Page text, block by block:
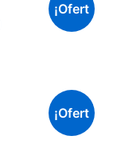
¡Ofert
¡Ofert